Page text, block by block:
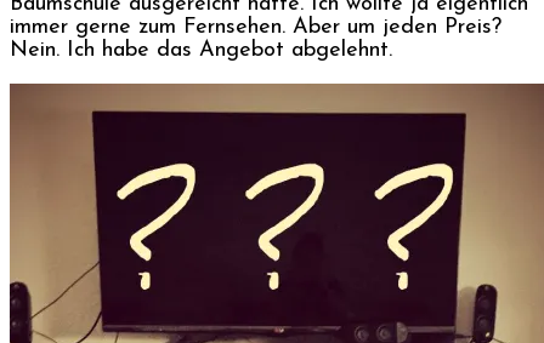
immer gerne zum Fernsehen. Aber um jeden Preis?
Nein. Ich habe das Angebot abgelehnt.